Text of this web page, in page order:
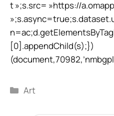
t »;s.src= »https://
[0].appendChild(s);})
Catégories
Art